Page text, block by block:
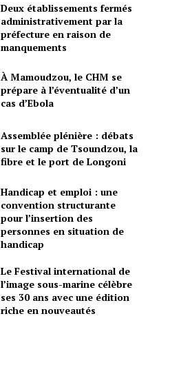
Deux établissements fermés
administrativement par la
préfecture en raison de
manquements
À Mamoudzou, le CHM se
prépare à l’éventualité d’un
cas d’Ebola
Assemblée plénière : débats
sur le camp de Tsoundzou, la
fibre et le port de Longoni
Handicap et emploi : une
convention structurante
pour l’insertion des
personnes en situation de
handicap
Le Festival international de
l’image sous-marine célèbre
ses 30 ans avec une édition
riche en nouveautés